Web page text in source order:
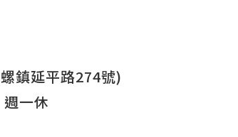
鎮延平路274號)
一休